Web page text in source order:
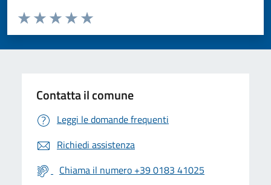
Valuta da 1 a 5 stelle la pagina
Valuta 5 stelle su 5
Valuta 4 stelle su 5
Valuta 3 stelle su 5
Valuta 2 stelle su 5
Valuta 1 stelle su 5
Contatta il comune
Leggi le domande frequenti
Richiedi assistenza
Chiama il numero +39 0183 41025